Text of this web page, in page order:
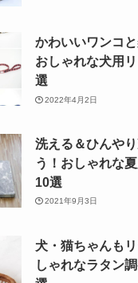
かわいいワンコ
おしゃれな犬用
選
2022年4月2日
洗える＆ひんや
う！おしゃれな
10選
2021年9月3日
犬・猫ちゃんも
しゃれなラタン